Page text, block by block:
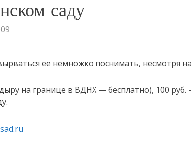
саду
ее немножко поснимать, несмотря
на границе в ВДНХ — бесплатно), 100 руб.